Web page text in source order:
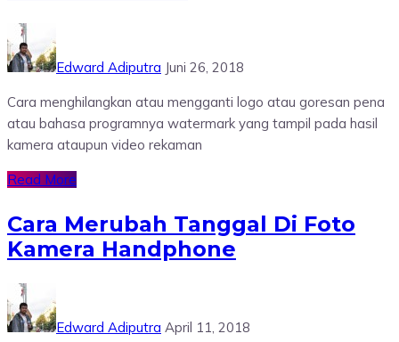
Edward Adiputra Juni 26, 2018
Cara menghilangkan atau mengganti logo atau goresan pena
atau bahasa programnya watermark yang tampil pada hasil
kamera ataupun video rekaman
Read More
Cara Merubah Tanggal Di Foto
Kamera Handphone
Edward Adiputra April 11, 2018